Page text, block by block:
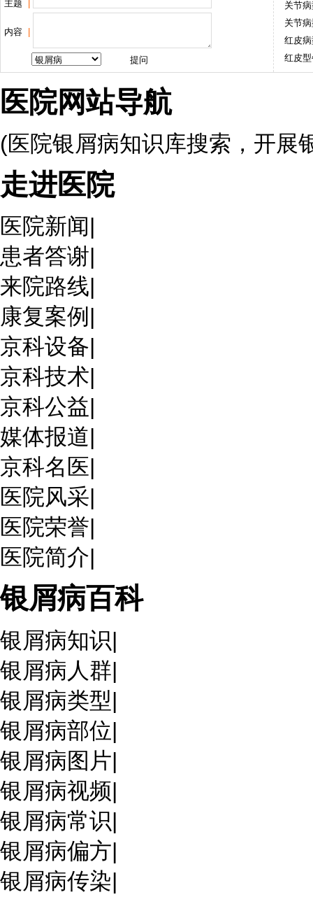
主题
内容
关节
关节
红皮
红皮
医院网站导航
(医院银屑病知识库搜索，开展
走进医院
医院新闻|
患者答谢|
来院路线|
康复案例 |
京科设备|
京科技术|
京科公益|
媒体报道|
京科名医|
医院风采|
医院荣誉|
医院简介|
银屑病百科
银屑病知识|
银屑病人群|
银屑病类型|
银屑病部位|
银屑病图片|
银屑病视频|
银屑病常识|
银屑病偏方|
银屑病传染|